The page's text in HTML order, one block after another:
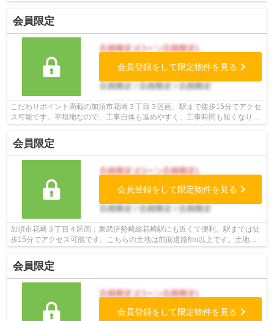
会員限定
会員登録をして限定物件を見る
こだわりポイント満載の加須市花崎３丁目３区画。駅まで徒歩15分でアクセ
ス可能です。平坦地なので、工事自体も進めやすく、工事時間も短くなりや
会員限定
会員登録をして限定物件を見る
加須市花崎３丁目４区画：東武伊勢崎線花崎駅にも近くて便利。駅までは徒
歩15分でアクセス可能です。こちらの土地は前面道路6m以上です。土地面
会員限定
会員登録をして限定物件を見る